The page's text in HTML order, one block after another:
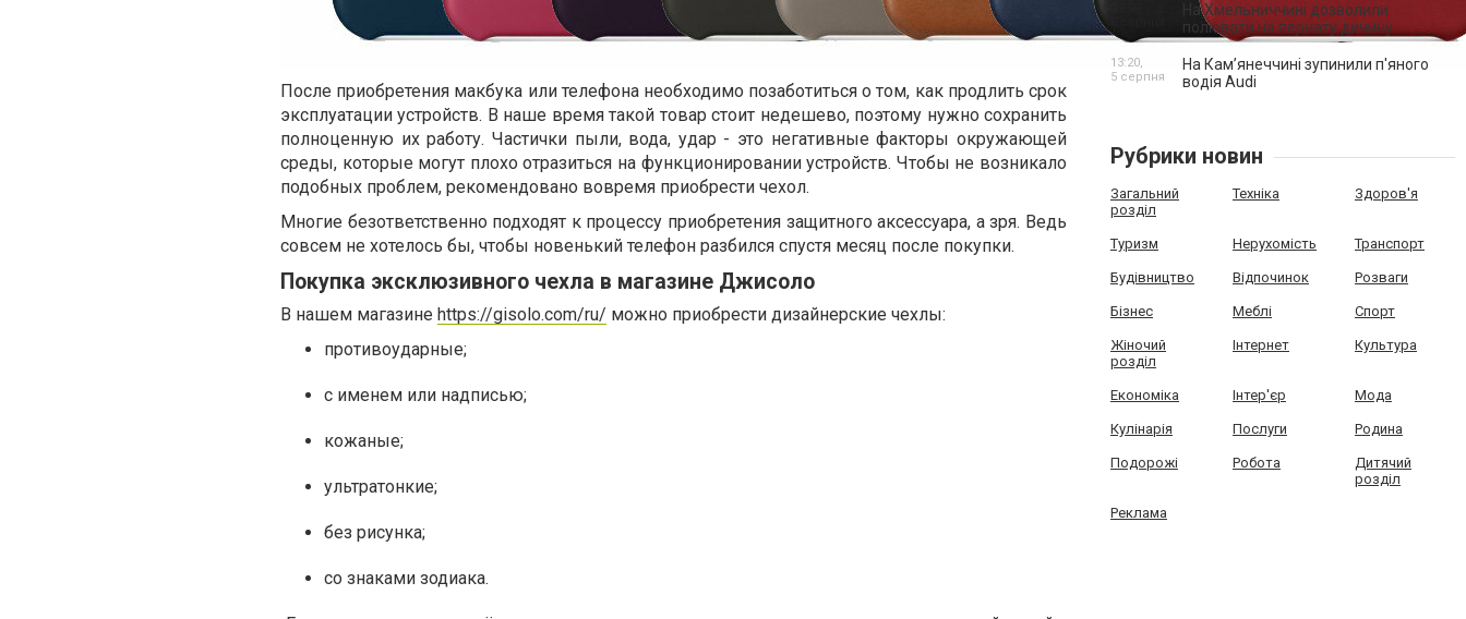
После приобретения макбука или телефона необходимо позаботиться о том, как продлить срок
эксплуатации устройств. В наше время такой товар стоит недешево, поэтому нужно сохранить
полноценную их работу. Частички пыли, вода, удар - это негативные факторы окружающей
среды, которые могут плохо отразиться на функционировании устройств. Чтобы не возникало
подобных проблем, рекомендовано вовремя приобрести чехол.
Многие безответственно подходят к процессу приобретения защитного аксессуара, а зря. Ведь
совсем не хотелось бы, чтобы новенький телефон разбился спустя месяц после покупки.
Покупка эксклюзивного чехла в магазине Джисоло
В нашем магазине https://gisolo.com/ru/ можно приобрести дизайнерские чехлы:
противоударные;
с именем или надписью;
кожаные;
ультратонкие;
без рисунка;
со знаками зодиака.
На Хмельниччині дозволили
полювати на пернату дичину
На Камʼянеччині зупинили п'яного
водія Audi
13:20,
5 серпня
Рубрики новин
Загальний
розділ
Техніка Здоров'я
Туризм Нерухомість Транспорт
Будівництво Відпочинок Розваги
Бізнес Меблі Спорт
Жіночий
розділ
Інтернет Культура
Економіка Інтер'єр Мода
Кулінарія Послуги Родина
Подорожі Робота
Дитячий
розділ
Реклама